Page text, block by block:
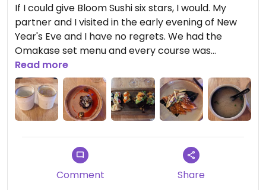
If I could give Bloom Sushi six stars, I would. My
partner and I visited in the early evening of New
Year's Eve and I have no regrets. We had the
Omakase set menu and every course was
absolutely incredible. The 'salmon' sashimi tasted
more like salmon than actual salmon does! I
honestly couldn't decide which of the discovery
platter I preferred, it was all delicious. Would highly
recommend and I'm sad that we won't be
returning after our holiday is over.
Read more
Comment Share